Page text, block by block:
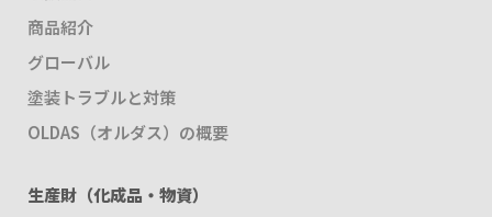
商品紹介
グローバル
塗装トラブルと対策
OLDAS（オルダス）の概要
生産財（化成品・物資）